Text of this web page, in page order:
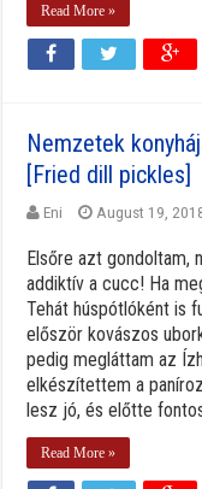
Read More »
Nemzetek
[Fried dill pickles]
Eni August 19,
Elsőre azt gondoltam,
addiktív a cucc! Ha
Tehát húspótlóként is
először kovászos
pedig megláttam az
elkészítettem a
lesz jó, és előtte
Read More »